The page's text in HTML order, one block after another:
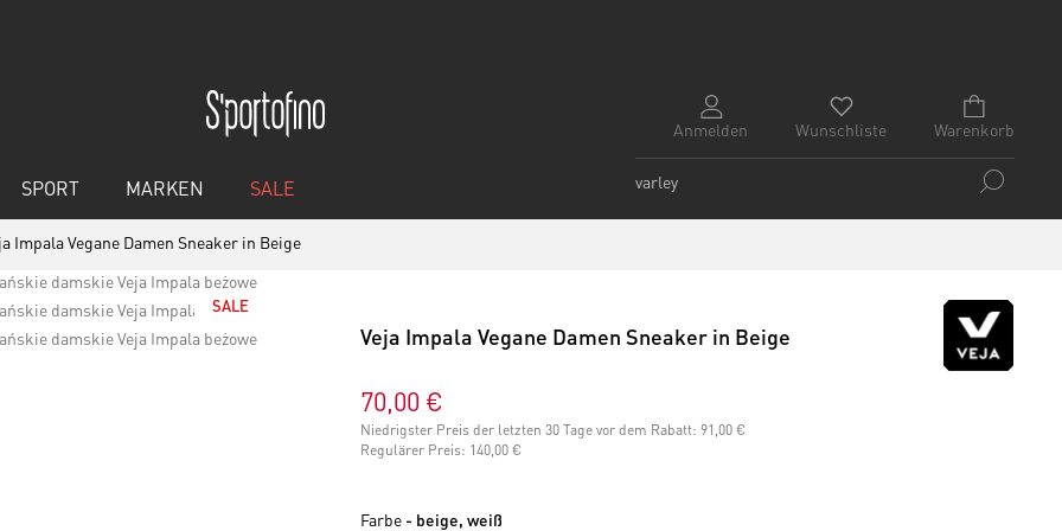
Anmelden Warenkorb
Wunschliste
SPORT MARKEN SALE
Impala Vegane Damen Sneaker in Beige
SALE
Veja Impala Vegane Damen Sneaker in Beige
70,00 €
Niedrigster Preis der letzten 30 Tage vor dem Rabatt: 91,00 €
Regulärer Preis: 140,00 €
Farbe - beige, weiß